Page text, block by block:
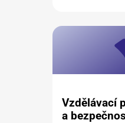
Vzdělávací
a